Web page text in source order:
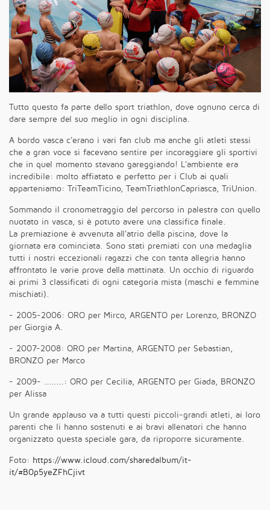
Tutto questo fa parte dello sport triathlon, dove ognuno cerca di
dare sempre del suo meglio in ogni disciplina.
A bordo vasca c'erano i vari fan club ma anche gli atleti stessi
che a gran voce si facevano sentire per incoraggiare gli sportivi
che in quel momento stavano gareggiando! L'ambiente era
incredibile: molto affiatato e perfetto per i Club ai quali
apparteniamo: TriTeamTicino, TeamTriathlonCapriasca, TriUnion.
Sommando il cronometraggio del percorso in palestra con quello
nuotato in vasca, si è potuto avere una classifica finale.
La premiazione è avvenuta all'atrio della piscina, dove la
giornata era cominciata. Sono stati premiati con una medaglia
tutti i nostri eccezionali ragazzi che con tanta allegria hanno
affrontato le varie prove della mattinata. Un occhio di riguardo
ai primi 3 classificati di ogni categoria mista (maschi e femmine
mischiati).
- 2005-2006: ORO per Mirco, ARGENTO per Lorenzo, BRONZO
per Giorgia A.
- 2007-2008: ORO per Martina, ARGENTO per Sebastian,
BRONZO per Marco
- 2009- ........: ORO per Cecilia, ARGENTO per Giada, BRONZO
per Alissa
Un grande applauso va a tutti questi piccoli-grandi atleti, ai loro
parenti che li hanno sostenuti e ai bravi allenatori che hanno
organizzato questa speciale gara, da riproporre sicuramente.
Foto: https://www.icloud.com/sharedalbum/it-
it/#B0p5yeZFhCjivt